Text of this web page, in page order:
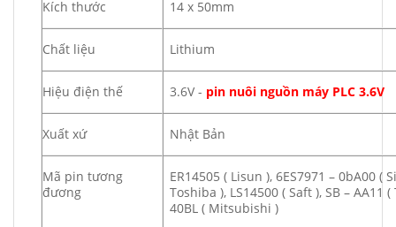
Kích thước 14 x 50mm
Chất liệu Lithium
Hiệu điện thế 3.6V - pin nuôi nguồn máy PLC 3.6V
Xuất xứ Nhật Bản
Mã pin tương
đương
ER14505 ( Lisun ), 6ES7971 – 0bA00 (
Toshiba ), LS14500 ( Saft ), SB – AA11
40BL ( Mitsubishi )